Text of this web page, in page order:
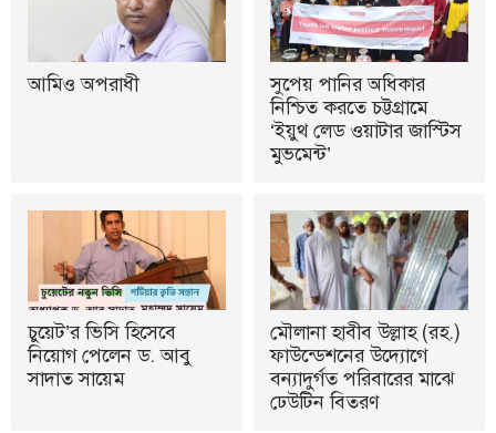
আমিও অপরাধী
সুপেয় পানির অধিকার
নিশ্চিত করতে চট্টগ্রামে
‘ইয়ুথ লেড ওয়াটার জাস্টিস
মুভমেন্ট’
চুয়েট’র ভিসি হিসেবে
নিয়োগ পেলেন ড. আবু
সাদাত সায়েম
মৌলানা হাবীব উল্লাহ (রহ.)
ফাউন্ডেশনের উদ্যোগে
বন্যাদুর্গত পরিবারের মাঝে
ঢেউটিন বিতরণ